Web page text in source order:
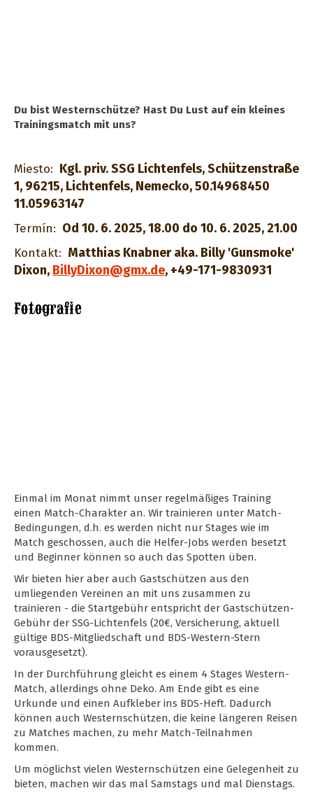
Du bist Westernschütze? Hast Du Lust auf ein kleines
Trainingsmatch mit uns?
Miesto: Kgl. priv. SSG Lichtenfels, Schützenstraße
1, 96215, Lichtenfels, Nemecko, 50.14968450
11.05963147
Termín: Od 10. 6. 2025, 18.00 do 10. 6. 2025, 21.00
Kontakt: Matthias Knabner aka. Billy 'Gunsmoke'
Dixon, BillyDixon@gmx.de, +49-171-9830931
Fotografie
Einmal im Monat nimmt unser regelmäßiges Training
einen Match-Charakter an. Wir trainieren unter Match-
Bedingungen, d.h. es werden nicht nur Stages wie im
Match geschossen, auch die Helfer-Jobs werden besetzt
und Beginner können so auch das Spotten üben.
Wir bieten hier aber auch Gastschützen aus den
umliegenden Vereinen an mit uns zusammen zu
trainieren - die Startgebühr entspricht der Gastschützen-
Gebühr der SSG-Lichtenfels (20€, Versicherung, aktuell
gültige BDS-Mitgliedschaft und BDS-Western-Stern
vorausgesetzt).
In der Durchführung gleicht es einem 4 Stages Western-
Match, allerdings ohne Deko. Am Ende gibt es eine
Urkunde und einen Aufkleber ins BDS-Heft. Dadurch
können auch Westernschützen, die keine längeren Reisen
zu Matches machen, zu mehr Match-Teilnahmen
kommen.
Um möglichst vielen Westernschützen eine Gelegenheit zu
bieten, machen wir das mal Samstags und mal Dienstags.